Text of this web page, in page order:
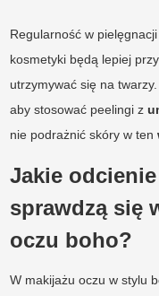
Regularność w
kosmetyki będą lepiej
utrzymywać się na
aby stosować peelingi z
nie podrażnić skóry w ten
Jakie
sprawdzą się
oczu boho?
W makijażu oczu w stylu